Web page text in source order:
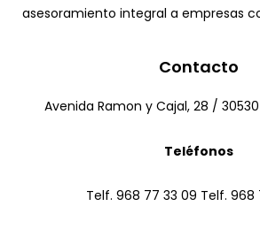
asesoramiento integral a empresas
Contacto
Avenida Ramon y Cajal, 28 /
Teléfonos
Telf. 968 77 33 09 Telf. 968